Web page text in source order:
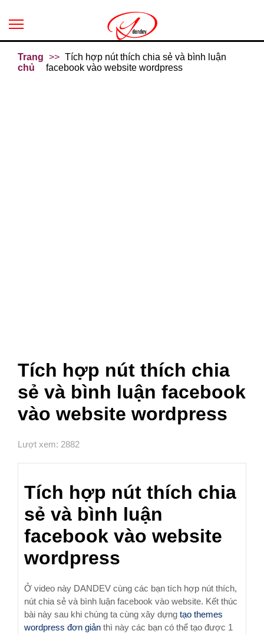
Trang
chủ
Tích hợp nút thích chia sẻ và bình luận
facebook vào website wordpress
Tích hợp nút thích chia
sẻ và bình luận facebook
vào website wordpress
Lượt xem: 2882
Tích hợp nút thích chia
sẻ và bình luận
facebook vào website
wordpress
Ở video này DANDEV cùng các bạn tích hợp nút thích,
nút chia sẻ và bình luận facebook vào website. Kết thúc
bài này sau khi chúng ta cùng xây dựng tạo themes
wordpress đơn giản thì này các bạn có thể tạo được 1